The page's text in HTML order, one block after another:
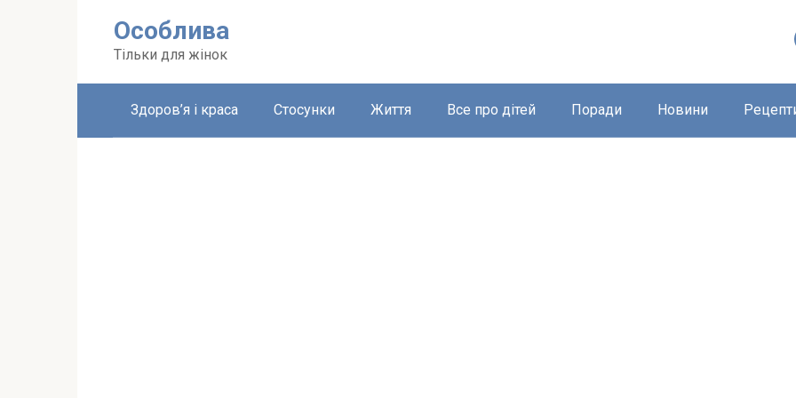
Особлива
Тільки для жінок
Здоров’я і краса Стосунки Життя Все про дітей Поради Новини